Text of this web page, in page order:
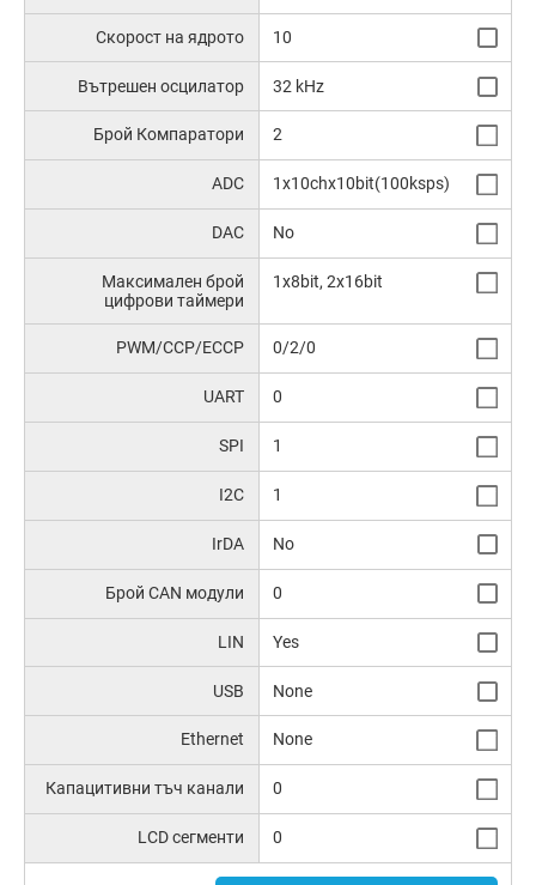
Скорост на ядрото 10
Вътрешен осцилатор 32 kHz
Брой Компаратори 2
ADC 1x10chx10bit(100ksps)
DAC No
Максимален брой
цифрови таймери
1x8bit, 2x16bit
PWM/CCP/ECCP 0/2/0
UART 0
SPI 1
I2C 1
IrDA No
Брой CAN модули 0
LIN Yes
USB None
Ethernet None
Капацитивни тъч канали 0
LCD сегменти 0